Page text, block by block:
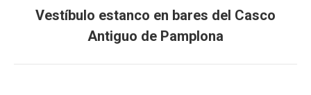
Publicación
siguiente:
Vestíbulo estanco en bares del Casco
Antiguo de Pamplona